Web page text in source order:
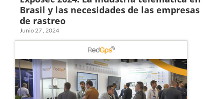
Brasil y las necesidades de las empresas
de rastreo
Junio 27 , 2024